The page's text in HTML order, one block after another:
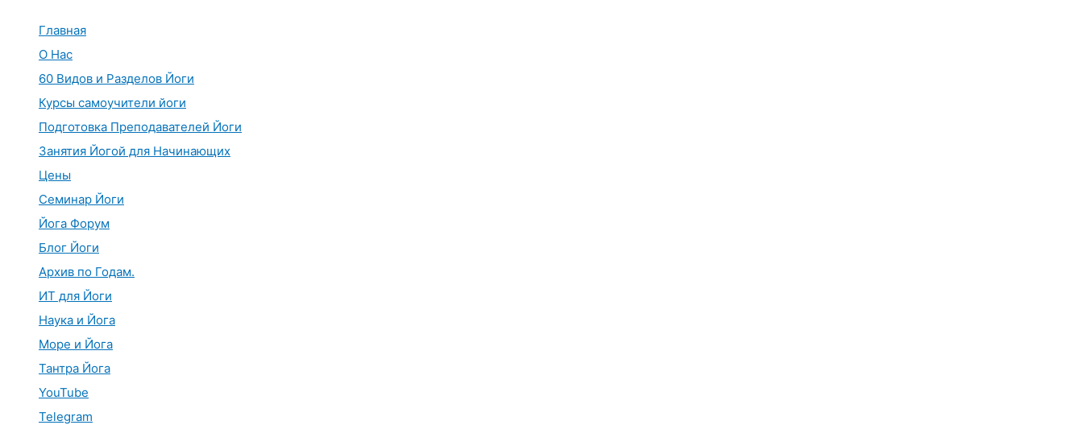
Главная
О Нас
60 Видов и Разделов Йоги
Курсы самоучители йоги
Подготовка Преподавателей Йоги
Занятия Йогой для Начинающих
Цены
Семинар Йоги
Йога Форум
Блог Йоги
Архив по Годам.
ИТ для Йоги
Наука и Йога
Море и Йога
Тантра Йога
YouTube
Telegram